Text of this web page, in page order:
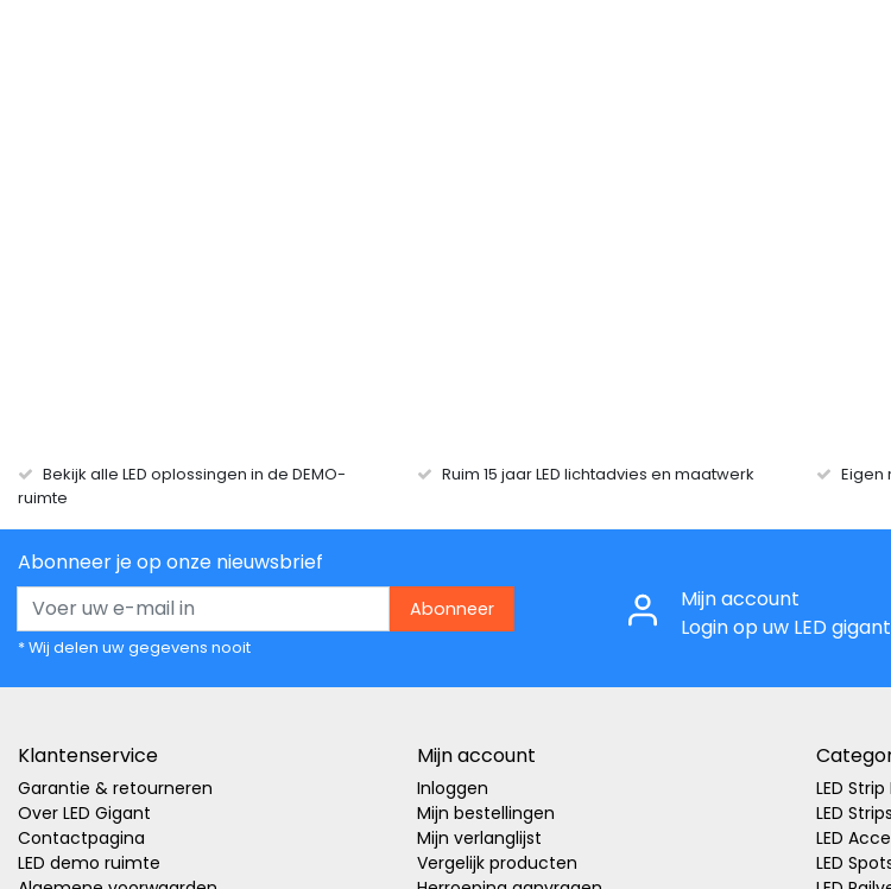
Bekijk alle LED oplossingen in de DEMO-
ruimte
Ruim 15 jaar LED lichtadvies en maatwerk Eigen
Abonneer je op onze nieuwsbrief
Abonneer
* Wij delen uw gegevens nooit
Mijn account
Login op uw LED
Klantenservice
Garantie & retourneren
Over LED Gigant
Contactpagina
LED demo ruimte
Mijn account
Inloggen
Mijn bestellingen
Mijn verlanglijst
Vergelijk producten
LED
LED Strips
LED
LED